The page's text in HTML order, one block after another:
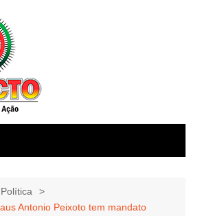
Política
Antonio Peixoto tem mandato